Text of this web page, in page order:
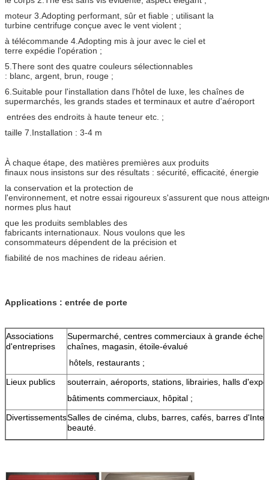
moteur 3.Adopting performant, sûr et fiable ; utilisant la
turbine centrifuge conçue avec le vent violent ;
à télécommande 4.Adopting mis à jour avec le ciel et
terre expédie l'opération ;
5.There sont des quatre couleurs sélectionnables
: blanc, argent, brun, rouge ;
6.Suitable pour l'installation dans l'hôtel de luxe, les chaînes de
supermarchés, les grands stades et terminaux et autre d'aéroport
entrées des endroits à haute teneur etc. ;
taille 7.Installation : 3-4 m
À chaque étape, des matières premières aux produits
finaux nous insistons sur des résultats : sécurité, efficacité, énergie
la conservation et la protection de
l'environnement, et notre essai rigoureux s'assurent que nous
normes plus haut
que les produits semblables des
fabricants internationaux. Nous voulons que les
consommateurs dépendent de la précision et
fiabilité de nos machines de rideau aérien.
Applications : entrée de porte
Associations
d'entreprises
Supermarché, centres commerciaux à grande
chaînes, magasin, étoile-évalué
hôtels, restaurants ;
Lieux publics
souterrain, aéroports, stations, librairies, halls
bâtiments commerciaux, hôpital ;
DivertissementsSalles de cinéma, clubs, barres, cafés, barres
beauté.